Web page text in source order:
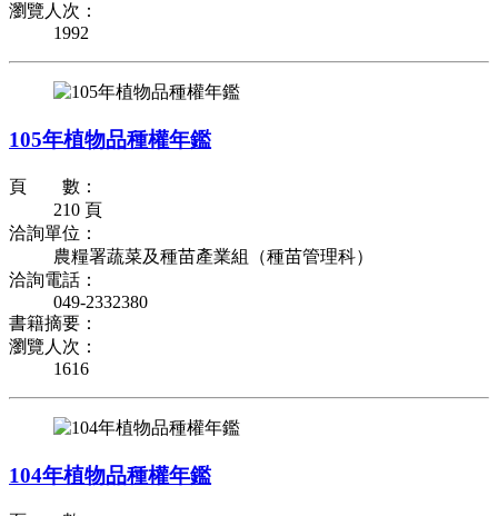
瀏覽人次：
1992
105年植物品種權年鑑
頁 數：
210 頁
洽詢單位：
農糧署蔬菜及種苗產業組（種苗管理科）
洽詢電話：
049-2332380
書籍摘要：
瀏覽人次：
1616
104年植物品種權年鑑